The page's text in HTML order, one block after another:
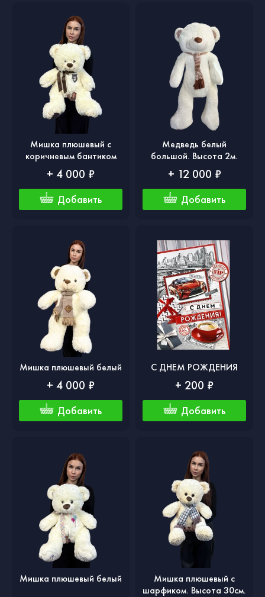
Мишка плюшевый с
коричневым бантиком
+ 4 000 ₽
Добавить
Медведь белый
большой. Высота 2м.
+ 12 000 ₽
Добавить
Мишка плюшевый белый
+ 4 000 ₽
Добавить
С ДНЕМ РОЖДЕНИЯ
+ 200 ₽
Добавить
Мишка плюшевый белый
Мишка плюшевый с
шарфиком. Высота 30см.